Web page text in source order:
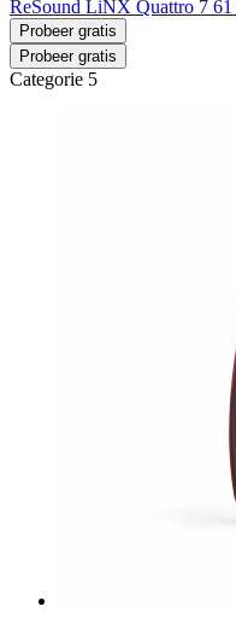
ReSound LiNX Quattro 7 61
Probeer gratis
Probeer gratis
Categorie 5